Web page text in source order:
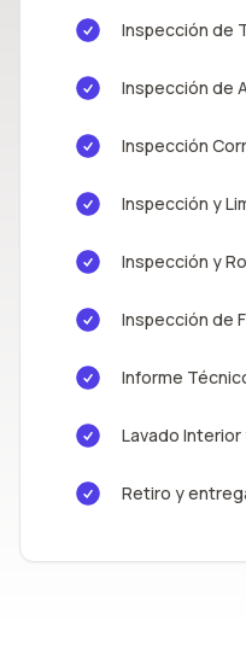
Inspección de
Inspección de
Inspección
Inspección y
Inspección y
Inspección de
Informe
Lavado
Retiro y